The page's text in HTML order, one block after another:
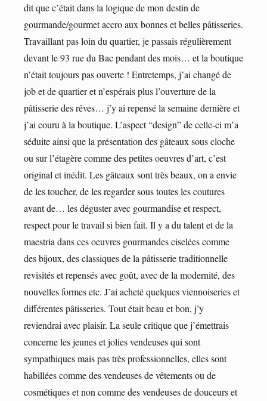
dit que c’était dans la logique de mon destin de
gourmande/gourmet accro aux bonnes et belles pâtisseries.
Travaillant pas loin du quartier, je passais régulièrement
devant le 93 rue du Bac pendant des mois… et la boutique
n’était toujours pas ouverte ! Entretemps, j’ai changé de
job et de quartier et n’espérais plus l’ouverture de la
pâtisserie des rêves… j’y ai repensé la semaine dernière et
j’ai couru à la boutique. L’aspect “design” de celle-ci m’a
séduite ainsi que la présentation des gâteaux sous cloche
ou sur l’étagère comme des petites oeuvres d’art, c’est
original et inédit. Les gâteaux sont très beaux, on a envie
de les toucher, de les regarder sous toutes les coutures
avant de… les déguster avec gourmandise et respect,
respect pour le travail si bien fait. Il y a du talent et de la
maestria dans ces oeuvres gourmandes ciselées comme
des bijoux, des classiques de la pâtisserie traditionnelle
revisités et repensés avec goût, avec de la modernité, des
nouvelles formes etc. J’ai acheté quelques viennoiseries et
différentes pâtisseries. Tout était beau et bon, j’y
reviendrai avec plaisir. La seule critique que j’émettrais
concerne les jeunes et jolies vendeuses qui sont
sympathiques mais pas très professionnelles, elles sont
habillées comme des vendeuses de vêtements ou de
cosmétiques et non comme des vendeuses de douceurs et